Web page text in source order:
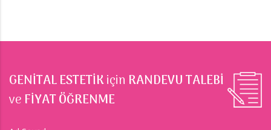
GENİTAL ESTETİKiçinRANDEVU TALEBİ
veFİYAT ÖĞRENME